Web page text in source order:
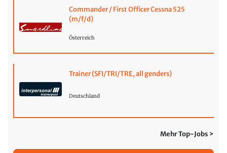
Commander / First Officer Cessna 525
(m/f/d)
Österreich
Trainer (SFI/TRI/TRE, all genders)
Deutschland
Mehr Top-Jobs >